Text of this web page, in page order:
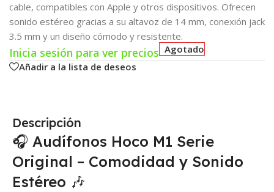
cable, compatibles con Apple y otros dispositivos. Ofrecen
sonido estéreo gracias a su altavoz de 14 mm, conexión jack
3.5 mm y un diseño cómodo y resistente.
Inicia sesión para ver precios Agotado
Añadir a la lista de deseos
Descripción
🎧 Audífonos Hoco M1 Serie
Original – Comodidad y Sonido
Estéreo 🎶